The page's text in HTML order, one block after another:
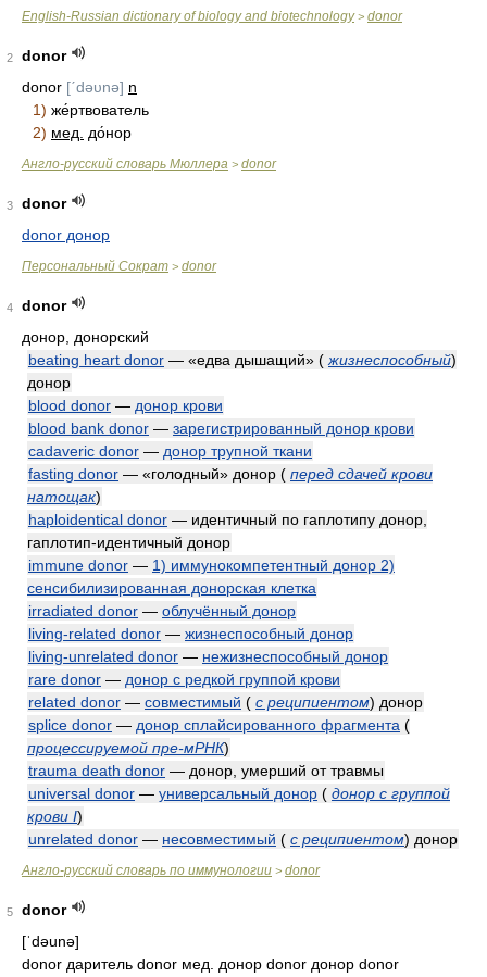
English-Russian dictionary of biology and biotechnology> donor
2
donor
donor [ˊdəυnə] n
1) же́ртвователь
2) мед. до́нор
Англо-русский словарь Мюллера > donor
3
donor
donor донор
Персональный Сократ > donor
4
donor
донор, донорский
beating heart donor — «едва дышащий» ( жизнеспособный)
донор
blood donor — донор крови
blood bank donor — зарегистрированный донор крови
cadaveric donor — донор трупной ткани
fasting donor — «голодный» донор ( перед сдачей крови
натощак)
haploidentical donor — идентичный по гаплотипу донор,
гаплотип-идентичный донор
immune donor — 1) иммунокомпетентный донор 2)
сенсибилизированная донорская клетка
irradiated donor — облучённый донор
living-related donor — жизнеспособный донор
living-unrelated donor — нежизнеспособный донор
rare donor — донор с редкой группой крови
related donor — совместимый ( с реципиентом) донор
splice donor — донор сплайсированного фрагмента (
процессируемой пре-мРНК)
trauma death donor — донор, умерший от травмы
universal donor — универсальный донор ( донор с группой
крови I)
unrelated donor — несовместимый ( с реципиентом) донор
Англо-русский словарь по иммунологии > donor
5
donor
[ˈdəunə]
donor даритель donor мед. донор donor донор donor